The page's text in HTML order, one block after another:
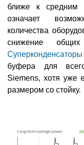
ближе к средним
означает
количества
снижение
Суперконденсаторы
буфера для
Siemens, хотя уже
размером со стойку.